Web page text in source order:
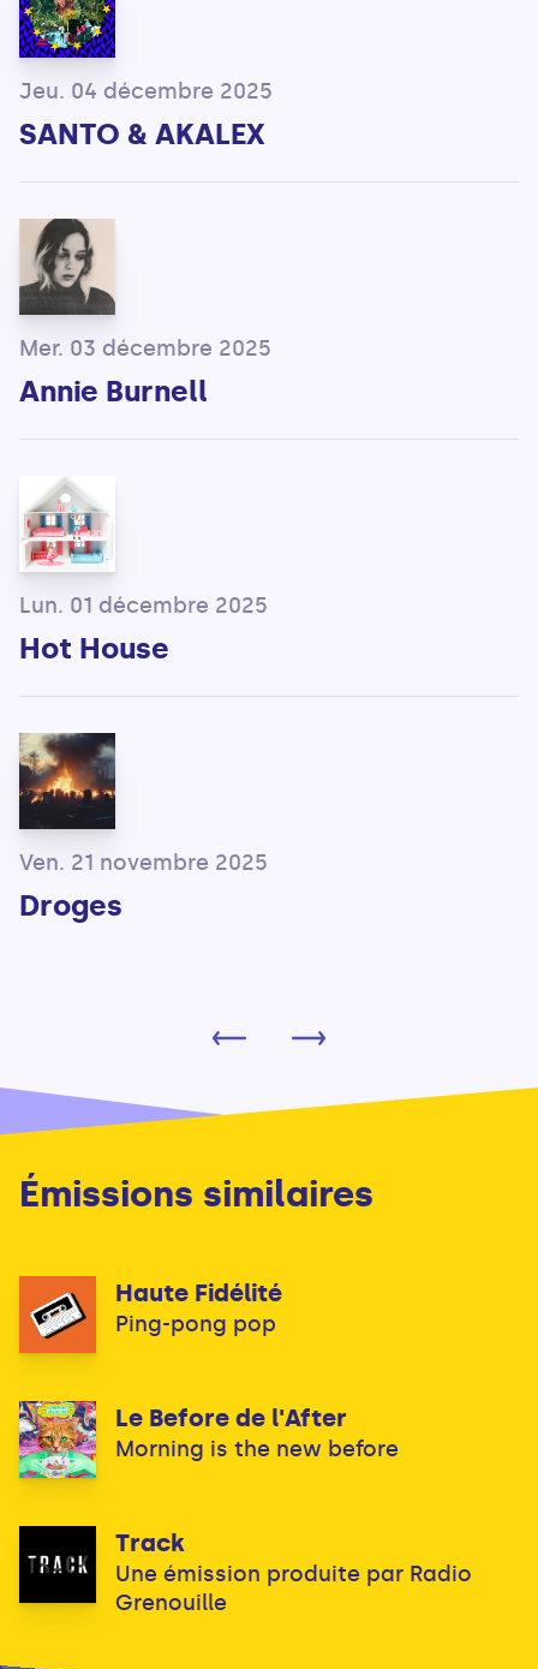
Jeu. 04 décembre 2025
SANTO & AKALEX
Mer. 03 décembre 2025
Annie Burnell
Lun. 01 décembre 2025
Hot House
Ven. 21 novembre 2025
Droges
Émissions similaires
Haute Fidélité
Ping-pong pop
Le Before de l'After
Morning is the new before
Track
Une émission produite par Radio
Grenouille